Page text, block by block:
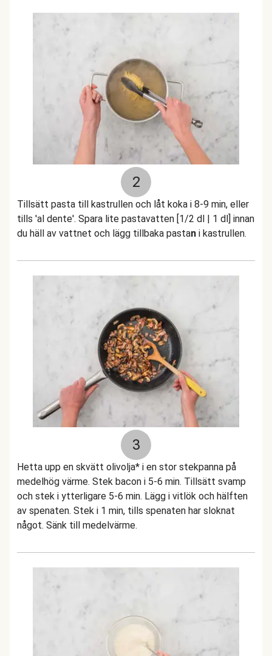
2
Tillsätt pasta till kastrullen och låt koka i 8-9 min, eller
tills 'al dente'. Spara lite pastavatten [1/2 dl | 1 dl] innan
du häll av vattnet och lägg tillbaka pastan i kastrullen.
3
Hetta upp en skvätt olivolja* i en stor stekpanna på
medelhög värme. Stek bacon i 5-6 min. Tillsätt svamp
och stek i ytterligare 5-6 min. Lägg i vitlök och hälften
av spenaten. Stek i 1 min, tills spenaten har sloknat
något. Sänk till medelvärme.